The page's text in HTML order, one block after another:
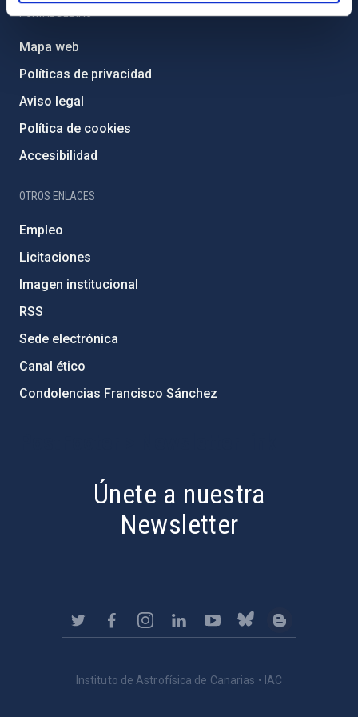
PORTAL DEL IAC
Mapa web
Políticas de privacidad
Aviso legal
Política de cookies
Accesibilidad
OTROS ENLACES
Empleo
Licitaciones
Imagen institucional
RSS
Sede electrónica
Canal ético
Condolencias Francisco Sánchez
Únete a nuestra
Newsletter
Instituto de Astrofísica de Canarias • IAC